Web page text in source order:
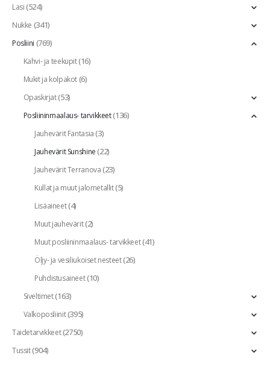
Lasi(524)
Nukke (341)
Posliini (769)
Kahvi- ja teekupit(16)
Mukit ja kolpakot(6)
Opaskirjat(53)
Posliininmaalaus- tarvikkeet(136)
Jauhevärit Fantasia(3)
Jauhevärit Sunshine(22)
Jauhevärit Terranova(23)
Kullat ja muut jalometallit(5)
Lisäaineet(4)
Muut jauhevärit(2)
Muut posliininmaalaus- tarvikkeet(41)
Öljy- ja vesiliukoiset nesteet(26)
Puhdistusaineet(10)
Siveltimet(163)
Valkoposliinit(395)
Taidetarvikkeet(2750)
Tussit(904)